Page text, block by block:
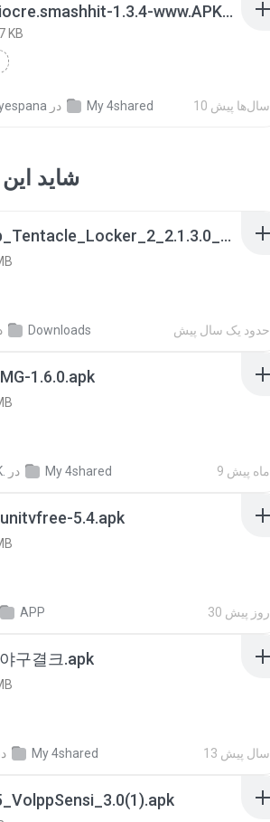
com.mediocre.smashhit-1.3.4-www.APK4Fun.com.apk
KB
در My 4shared 10 سال‌ها پیش
شاید
a990c49b_Tentacle_Locker_2_2.1.3.0_APKPure (1).apk
Downloads حدود یک سال پیش
1.6.0.apk
در My 4shared 9 ماه پیش
5.4.apk
APP 30 روز پیش
구결크.apk
My 4shared 13 سال پیش